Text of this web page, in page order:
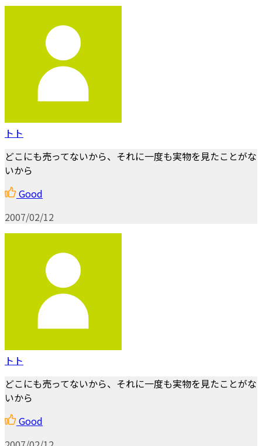
トト
どこにも売ってないから、それに一度も実物を見たことがな
いから
Good
2007/02/12
トト
どこにも売ってないから、それに一度も実物を見たことがな
いから
Good